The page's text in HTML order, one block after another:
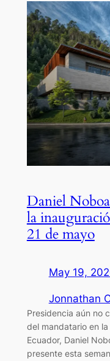
Daniel
la
21 de mayo
May 19,
Jonnathan
Presidencia aún no
del mandatario en
Ecuador, Daniel
presente esta